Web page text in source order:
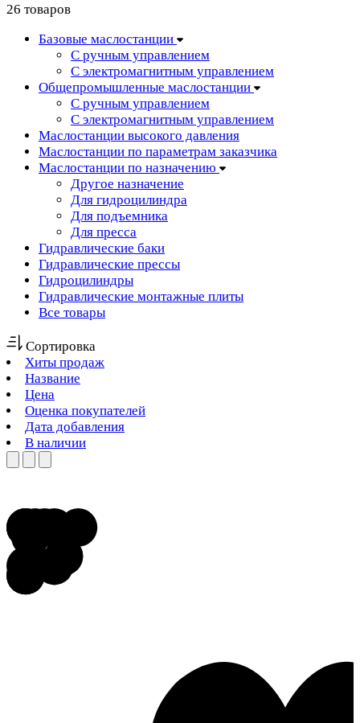
26 товаров
Базовые маслостанции
С ручным управлением
С электромагнитным управлением
Общепромышленные маслостанции
С ручным управлением
С электромагнитным управлением
Маслостанции высокого давления
Маслостанции по параметрам заказчика
Маслостанции по назначению
Другое назначение
Для гидроцилиндра
Для подъемника
Для пресса
Гидравлические баки
Гидравлические прессы
Гидроцилиндры
Гидравлические монтажные плиты
Все товары
Сортировка
Хиты продаж
Название
Цена
Оценка покупателей
Дата добавления
В наличии